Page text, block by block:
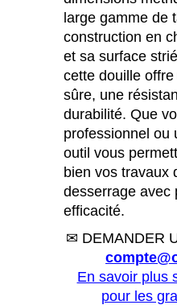
large gamme de
construction en
et sa surface
cette douille
sûre, une
durabilité. Que
professionnel ou
outil vous
bien vos travaux
desserrage avec
efficacité.
✉ DEMANDER
En savoir plus
pour les